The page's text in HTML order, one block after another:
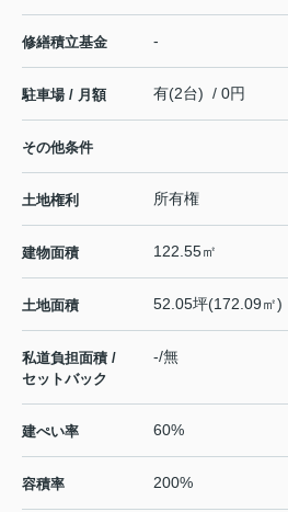
修繕積立基金 -
駐車場 / 月額 有(2台) / 0円
その他条件
土地権利 所有権
建物面積 122.55㎡
土地面積 52.05坪(172.09㎡)
私道負担面積 /
セットバック
-/無
建ぺい率 60%
容積率 200%